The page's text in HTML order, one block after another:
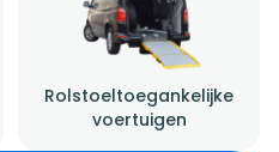
Rolstoeltoegankelijke
voertuigen